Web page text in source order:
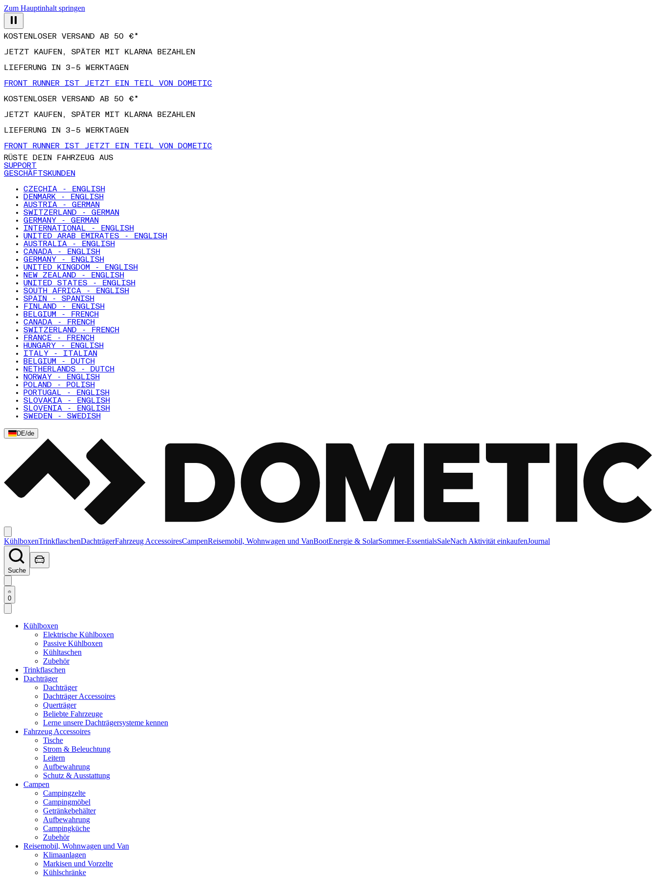
Zum Hauptinhalt springen
KOSTENLOSER VERSAND AB 50 €*
JETZT KAUFEN, SPÄTER MIT KLARNA BEZAHLEN
LIEFERUNG IN 3–5 WERKTAGEN
FRONT RUNNER IST JETZT EIN TEIL VON DOMETIC
KOSTENLOSER VERSAND AB 50 €*
JETZT KAUFEN, SPÄTER MIT KLARNA BEZAHLEN
LIEFERUNG IN 3–5 WERKTAGEN
FRONT RUNNER IST JETZT EIN TEIL VON DOMETIC
RÜSTE DEIN FAHRZEUG AUS
SUPPORT
GESCHÄFTSKUNDEN
CZECHIA - ENGLISH
DENMARK - ENGLISH
AUSTRIA - GERMAN
SWITZERLAND - GERMAN
GERMANY - GERMAN
INTERNATIONAL - ENGLISH
UNITED ARAB EMIRATES - ENGLISH
AUSTRALIA - ENGLISH
CANADA - ENGLISH
GERMANY - ENGLISH
UNITED KINGDOM - ENGLISH
NEW ZEALAND - ENGLISH
UNITED STATES - ENGLISH
SOUTH AFRICA - ENGLISH
SPAIN - SPANISH
FINLAND - ENGLISH
BELGIUM - FRENCH
CANADA - FRENCH
SWITZERLAND - FRENCH
FRANCE - FRENCH
HUNGARY - ENGLISH
ITALY - ITALIAN
BELGIUM - DUTCH
NETHERLANDS - DUTCH
NORWAY - ENGLISH
POLAND - POLISH
PORTUGAL - ENGLISH
SLOVAKIA - ENGLISH
SLOVENIA - ENGLISH
SWEDEN - SWEDISH
DE/de
KühlboxenTrinkflaschenDachträgerFahrzeug AccessoiresCampenReisemobil, Wohnwagen und VanBootEnergie & SolarSommer-EssentialsSaleNach Aktivität einkaufenJournal
Suche
0
Kühlboxen
Elektrische Kühlboxen
Passive Kühlboxen
Kühltaschen
Zubehör
Trinkflaschen
Dachträger
Dachträger
Dachträger Accessoires
Querträger
Beliebte Fahrzeuge
Lerne unsere Dachträgersysteme kennen
Fahrzeug Accessoires
Tische
Strom & Beleuchtung
Leitern
Aufbewahrung
Schutz & Ausstattung
Campen
Campingzelte
Campingmöbel
Getränkebehälter
Aufbewahrung
Campingküche
Zubehör
Reisemobil, Wohnwagen und Van
Klimaanlagen
Markisen und Vorzelte
Kühlschränke